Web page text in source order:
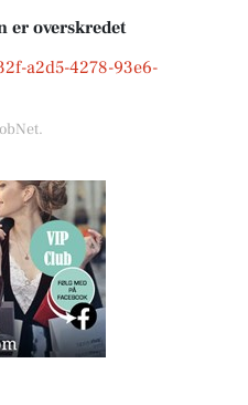
er overskredet
a2d5-4278-93e6-